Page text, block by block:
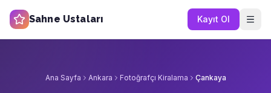
Sahne Ustaları Kayıt Ol
Ana Sayfa Ankara Fotoğrafçı Kiralama Çankaya